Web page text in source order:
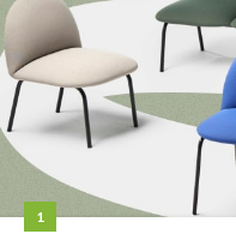
1